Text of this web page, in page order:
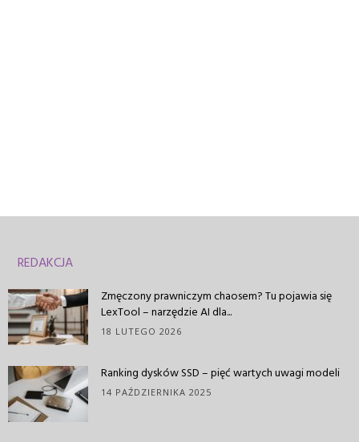
REDAKCJA
Zmęczony prawniczym chaosem? Tu pojawia się
LexTool – narzędzie AI dla...
18 LUTEGO 2026
Ranking dysków SSD – pięć wartych uwagi modeli
14 PAŹDZIERNIKA 2025